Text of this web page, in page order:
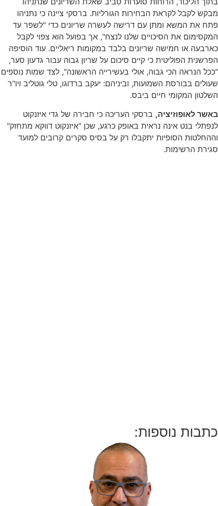
מבקש לקבל לקראת הבחירות הגורליות. ברסקי ציינה כי נתניהו
פתח את המשא ומתן עם דרישה לעשרה שריונים כדי "לשפר עד
המקסימום את הסיכויים שלנו לנצח", אך בפועל הוא צפוי לקבל
כארבעה או חמישה שריונים בלבד במקומות ריאליים. עוד הוסיפה
הפרשנית הפוליטית כי קיים סיכום על שריון גבוה עבור גדעון סער,
"ככל הנראה הכי גבוה, אולי בעשירייה הראשונה", לצד שמות נוספים
שעולים בבורסת השמועות, וביניהם: יעקב ברדוגו, טלי גוטליב ויו"ר
השלטון המקומי חיים ביבס.
באשר לאופוזיציה, ברסקי העריכה כי חבירה של גדי איזנקוט
לנפתלי בנט אינה נראית באופק כרגע, שכן "איזנקוט דווקא מתחזק"
וההחלטות הסופיות יתקבלו רק על בסיס סקרים קרובים למועד
סגירת הרשימות.
כתבות נוספות: